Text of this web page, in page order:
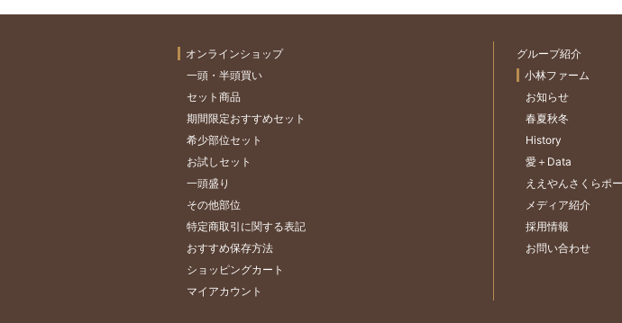
オンラインショップ
一頭・半頭買い
セット商品
期間限定おすすめセット
希少部位セット
お試しセット
一頭盛り
その他部位
特定商取引に関する表記
おすすめ保存方法
ショッピングカート
マイアカウント
グループ紹介
小林ファーム
お知らせ
春夏秋冬
History
愛＋Data
ええやんさくらポ
メディア紹介
採用情報
お問い合わせ